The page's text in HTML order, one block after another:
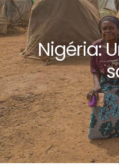
Nigéria: